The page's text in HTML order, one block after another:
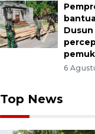
6
Top News